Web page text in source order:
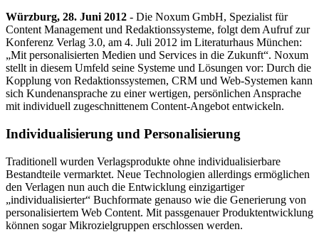
Würzburg, 28. Juni 2012 - Die Noxum GmbH, Spezialist für
Content Management und Redaktionssysteme, folgt dem Aufruf zur
Konferenz Verlag 3.0, am 4. Juli 2012 im Literaturhaus München:
„Mit personalisierten Medien und Services in die Zukunft“. Noxum
stellt in diesem Umfeld seine Systeme und Lösungen vor: Durch die
Kopplung von Redaktionssystemen, CRM und Web-Systemen kann
sich Kundenansprache zu einer wertigen, persönlichen Ansprache
mit individuell zugeschnittenem Content‑Angebot entwickeln.
Individualisierung und Personalisierung
Traditionell wurden Verlagsprodukte ohne individualisierbare
Bestandteile vermarktet. Neue Technologien allerdings ermöglichen
den Verlagen nun auch die Entwicklung einzigartiger
„individualisierter“ Buchformate genauso wie die Generierung von
personalisiertem Web Content. Mit passgenauer Produktentwicklung
können sogar Mikrozielgruppen erschlossen werden.